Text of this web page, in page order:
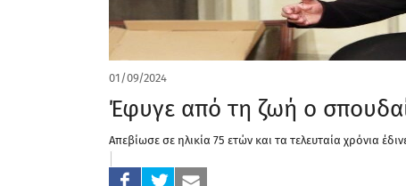
01/09/2024
Έφυγε από τη ζωή ο
Απεβίωσε σε ηλικία 75 ετών και τα τελευταία χρόνια